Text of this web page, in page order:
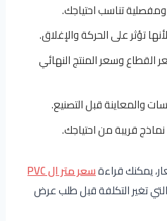
تناسب احتياجك.
تؤثر على الحركة والإغلاق.
القطاع وسعر المنتج النهائي
والمعاينة قبل التصنيع.
قريبة من احتياجك.
يمكنك قراءة
سعر متر ال PVC
تغير التكلفة قبل طلب عرض